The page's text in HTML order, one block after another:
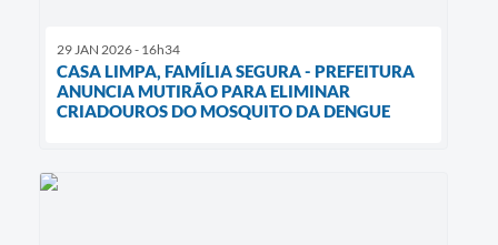
29 JAN 2026 - 16h34
CASA LIMPA, FAMÍLIA SEGURA - PREFEITURA
ANUNCIA MUTIRÃO PARA ELIMINAR
CRIADOUROS DO MOSQUITO DA DENGUE